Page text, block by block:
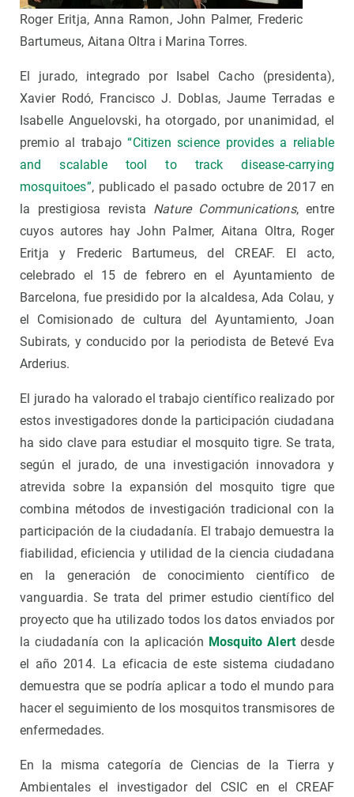
Roger Eritja, Anna Ramon, John Palmer, Frederic
Bartumeus, Aitana Oltra i Marina Torres.
El jurado, integrado por Isabel Cacho (presidenta),
Xavier Rodó, Francisco J. Doblas, Jaume Terradas e
Isabelle Anguelovski, ha otorgado, por unanimidad, el
premio al trabajo“Citizen science provides a reliable
and scalable tool to track disease-carrying
mosquitoes”, publicado el pasado octubre de 2017 en
la prestigiosa revista Nature Communications, entre
cuyos autores hay John Palmer, Aitana Oltra, Roger
Eritja y Frederic Bartumeus, del CREAF. El acto,
celebrado el 15 de febrero en el Ayuntamiento de
Barcelona, ​​fue presidido por la alcaldesa, Ada Colau, y
el Comisionado de cultura del Ayuntamiento, Joan
Subirats, y conducido por la periodista de Betevé Eva
Arderius.
El jurado ha valorado el trabajo científico realizado por
estos investigadores donde la participación ciudadana
ha sido clave para estudiar el mosquito tigre. Se trata,
según el jurado, de una investigación innovadora y
atrevida sobre la expansión del mosquito tigre que
combina métodos de investigación tradicional con la
participación de la ciudadanía. El trabajo demuestra la
fiabilidad, eficiencia y utilidad de la ciencia ciudadana
en la generación de conocimiento científico de
vanguardia. Se trata del primer estudio científico del
proyecto que ha utilizado todos los datos enviados por
la ciudadanía con la aplicación Mosquito Alertdesde
el año 2014. La eficacia de este sistema ciudadano
demuestra que se podría aplicar a todo el mundo para
hacer el seguimiento de los mosquitos transmisores de
enfermedades.
En la misma categoría de Ciencias de la Tierra y
Ambientales el investigador del CSIC en el CREAF